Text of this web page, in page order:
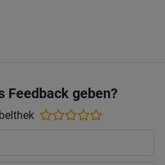
Feedback geben?